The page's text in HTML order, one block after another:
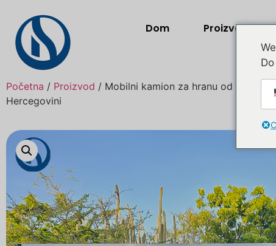
Dom Proizvodi
Početna / Proizvod / Mobilni kamion za hranu od 13 stopa
Hercegovini